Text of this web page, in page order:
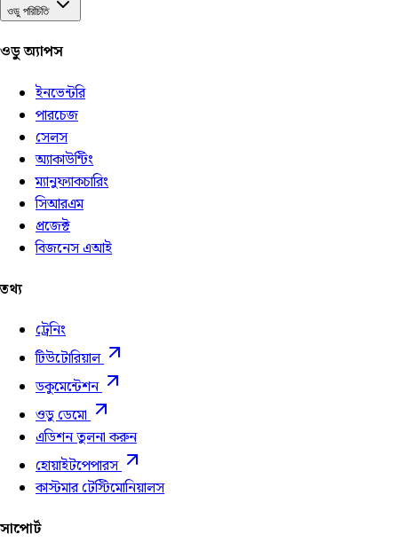
ওডু পরিচিতি
ওডু অ্যাপস
ইনভেন্টরি
পারচেজ
সেলস
অ্যাকাউন্টিং
ম্যানুফ্যাকচারিং
সিআরএম
প্রজেক্ট
বিজনেস এআই
তথ্য
ট্রেনিং
টিউটোরিয়াল
ডকুমেন্টেশন
ওডু ডেমো
এডিশন তুলনা করুন
হোয়াইটপেপারস
কাস্টমার টেস্টিমোনিয়ালস
সাপোর্ট